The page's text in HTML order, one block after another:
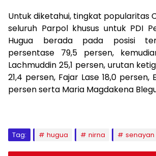
Untuk diketahui, tingkat popularitas
seluruh Parpol khusus untuk PDI
Hugua berada pada posisi
persentase 79,5 persen,
Lachmuddin 25,1 persen, urutan
21,4 persen, Fajar Lase 18,0 persen,
persen serta Maria Magdakena
Tag: hugua nirna senayan